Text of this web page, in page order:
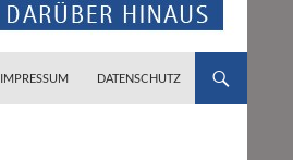
IMPRESSUM DATENSCHUTZ